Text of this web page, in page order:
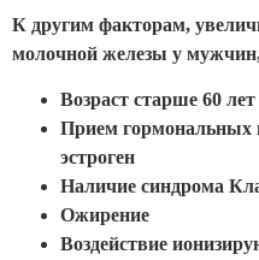
К другим факторам,
молочной железы у
Возраст старше 60 лет
Прием гормональных
эстроген
Наличие синдрома
Ожирение
Воздействие